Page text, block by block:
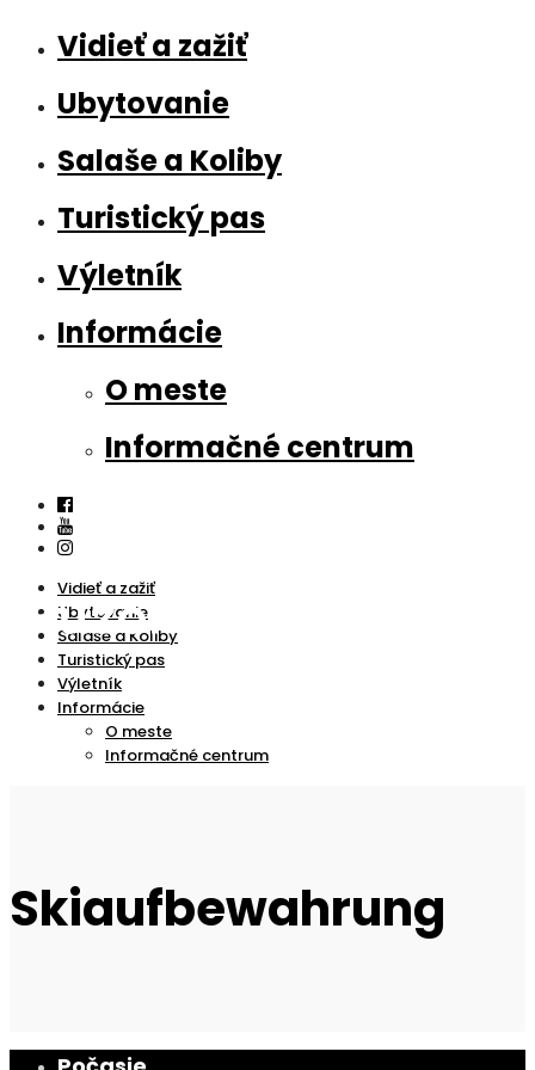
Vidieť a zažiť
Ubytovanie
Salaše a Koliby
Turistický pas
Výletník
Informácie
O meste
Informačné centrum
Vidieť a zažiť
Ubytovanie
Salaše a Koliby
Turistický pas
Výletník
Informácie
O meste
Informačné centrum
Skiaufbewahrung